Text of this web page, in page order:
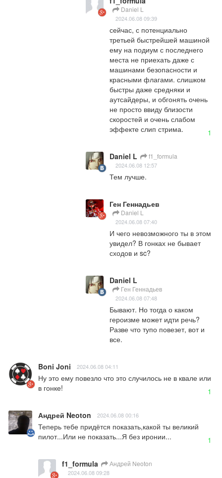
Daniel L
2024.06.08 09:39
сейчас, с потенциально
третьей быстрейшей машиной
ему на подиум с последнего
места не приехать даже с
машинами безопасности и
красными флагами. слишком
быстры даже средняки и
аутсайдеры, и обгонять очень
не просто ввиду близости
скоростей и очень слабом
эффекте слип стрима.
1
Daniel L f1_formula
2024.06.08 12:57
Тем лучше.
Ген Геннадьев
Daniel L
2024.06.08 07:40
И чего невозможного ты в этом
увидел? В гонках не бывает
сходов и sc?
Daniel L
Ген Геннадьев
2024.06.08 07:48
Бывают. Но тогда о каком
героизме может идти речь?
Разве что тупо повезет, вот и
все.
Boni Joni 2024.06.08 04:11
Ну это ему повезло что это случилось не в квале или
в гонке!
1
Андрей Neoton 2024.06.08 00:16
Теперь тебе придётся показать,какой ты великий
пилот...Или не показать...Я без иронии...
1
f1_formula Андрей Neoton
2024.06.08 09:28